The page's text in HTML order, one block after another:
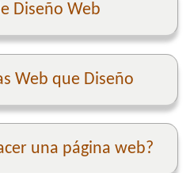
Diseño Web
Web que Diseño
una página web?